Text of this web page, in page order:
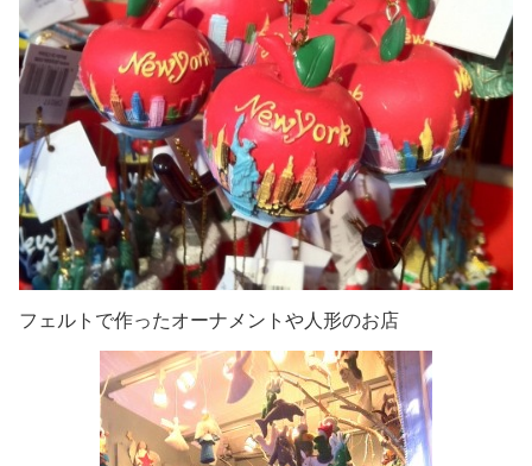
フェルトで作ったオーナメントや人形のお店